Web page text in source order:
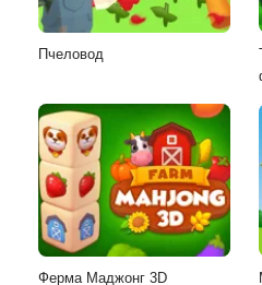
Пчеловод
Ферма Маджонг 3D